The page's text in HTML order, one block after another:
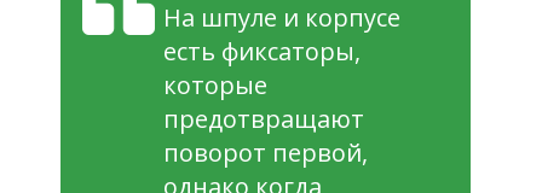
На шпуле и корпусе
есть фиксаторы,
которые
предотвращают
поворот первой,